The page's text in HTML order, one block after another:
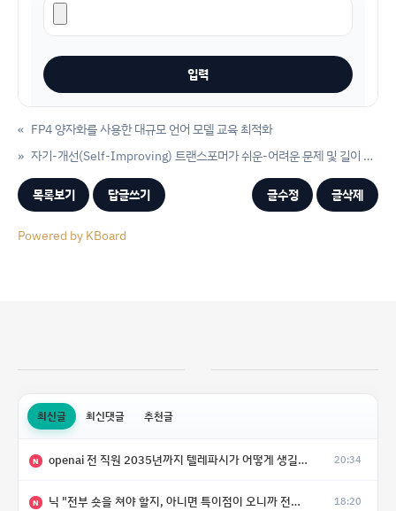
« FP4 양자화를 사용한 대규모 언어 모델 교육 최적화
자기-개선(Self-Improving) 트랜스포머가 쉬운-어려운 문제 및 길이 일반화 문제를 극복하는 방법
»
목록보기 답글쓰기 글수정 글삭제
Powered by KBoard
최신글 최신댓글 추천글
N openai 전 직원 2035년까지 텔레파시가 어떻게 생길 수 있는지 20:34
N 닉 "전부 숏을 쳐야 할지, 아니면 특이점이 오니까 전부 롱을 쳐야 할지 모르겠다.” 18:20